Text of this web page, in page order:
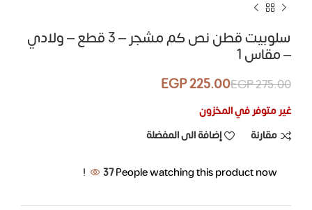
سلوبيت قطن نص كم مشجر – 3 قطع – ولادي
– مقاس 1
275.00
EGP
225.00
EGP
غير متوفر في المخزون
مقارنة
إضافة الى المفضلة
37People watching this product now!